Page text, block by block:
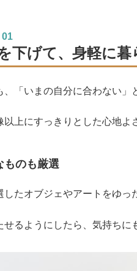
01
下げて、身軽に暮
「いまの自分に合わない」
上にすっきりとした心地よ
ものも厳選
たオブジェやアートをゆっ
せるようにしたら、気持ちに